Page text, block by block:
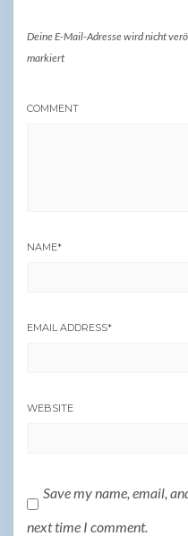
Deine E-Mail-Adresse wird nicht
markiert
COMMENT
NAME*
EMAIL ADDRESS*
WEBSITE
Save my name, email,
next time I comment.